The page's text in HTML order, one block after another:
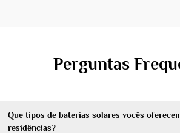
Perguntas
Que tipos de baterias solares vocês
residências?